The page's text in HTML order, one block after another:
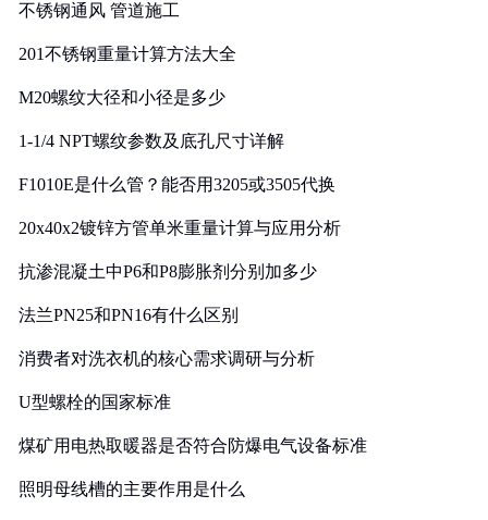
不锈钢通风 管道施工
201不锈钢重量计算方法大全
M20螺纹大径和小径是多少
1-1/4 NPT螺纹参数及底孔尺寸详解
F1010E是什么管？能否用3205或3505代换
20x40x2镀锌方管单米重量计算与应用分析
抗渗混凝土中P6和P8膨胀剂分别加多少
法兰PN25和PN16有什么区别
消费者对洗衣机的核心需求调研与分析
U型螺栓的国家标准
煤矿用电热取暖器是否符合防爆电气设备标准
照明母线槽的主要作用是什么